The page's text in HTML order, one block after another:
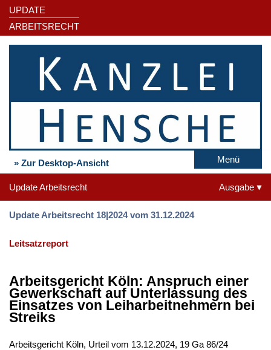
UPDATE
ARBEITSRECHT
» Zur Desktop-Ansicht Menü
Update Arbeitsrecht Ausgabe
Update Arbeitsrecht 18|2024 vom 31.12.2024
Leitsatzreport
Arbeitsgericht Köln: Anspruch einer
Gewerkschaft auf Unterlassung des
Einsatzes von Leiharbeitnehmern bei
Streiks
Arbeitsgericht Köln, Urteil vom 13.12.2024, 19 Ga 86/24